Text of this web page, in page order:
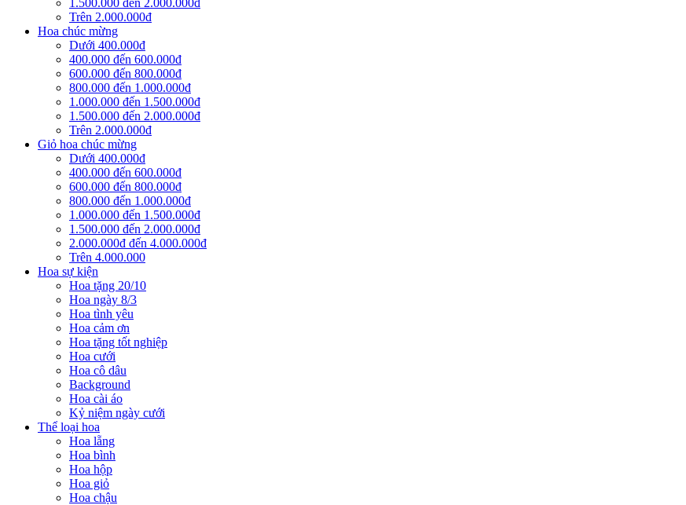
1.500.000 đến 2.000.000đ
Trên 2.000.000đ
Hoa chúc mừng
Dưới 400.000đ
400.000 đến 600.000đ
600.000 đến 800.000đ
800.000 đến 1.000.000đ
1.000.000 đến 1.500.000đ
1.500.000 đến 2.000.000đ
Trên 2.000.000đ
Giỏ hoa chúc mừng
Dưới 400.000đ
400.000 đến 600.000đ
600.000 đến 800.000đ
800.000 đến 1.000.000đ
1.000.000 đến 1.500.000đ
1.500.000 đến 2.000.000đ
2.000.000đ đến 4.000.000đ
Trên 4.000.000
Hoa sự kiện
Hoa tặng 20/10
Hoa ngày 8/3
Hoa tình yêu
Hoa cảm ơn
Hoa tặng tốt nghiệp
Hoa cưới
Hoa cô dâu
Background
Hoa cài áo
Kỷ niệm ngày cưới
Thể loại hoa
Hoa lẵng
Hoa bình
Hoa hộp
Hoa giỏ
Hoa chậu